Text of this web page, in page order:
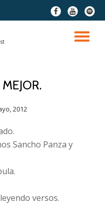
fa-
facebook
fa-
youtube
fa-
spotify
2012
Sancho Panza y
versos.